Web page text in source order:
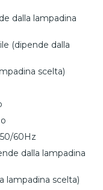
dalla lampadina
(dipende dalla
scelta)
60Hz
dalla lampadina
lampadina scelta)